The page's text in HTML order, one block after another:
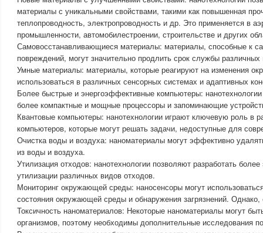
материалы с уникальными свойствами, такими как повышенная
теплопроводность, электропроводность и др. Это применяется в
промышленности, автомобилестроении, строительстве и других
Самовосстанавливающиеся материалы: материалы, способные к
повреждений, могут значительно продлить срок службы различных
Умные материалы: материалы, которые реагируют на изменения
использоваться в различных сенсорных системах и адаптивных
Более быстрые и энергоэффективные компьютеры:
более компактные и мощные процессоры и запоминающие
Квантовые компьютеры: нанотехнологии играют ключевую роль в
компьютеров, которые могут решать задачи, недоступные для
Очистка воды и воздуха: наноматериалы могут эффективно
из воды и воздуха.
Утилизация отходов: нанотехнологии позволяют разработать
утилизации различных видов отходов.
Мониторинг окружающей среды: наносенсоры могут
состояния окружающей среды и обнаружения загрязнений.
Токсичность наноматериалов: Некоторые наноматериалы могут
организмов, поэтому необходимы дополнительные исследования